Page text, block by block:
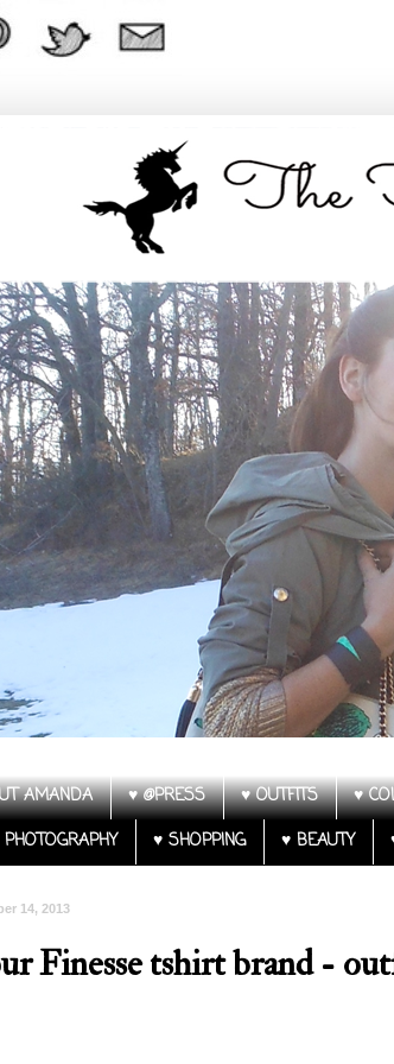
AMANDA ♥ @PRESS ♥ OUTFITS ♥
♥ SHOPPING ♥ BEAUTY
14, 2013
Finesse tshirt brand -